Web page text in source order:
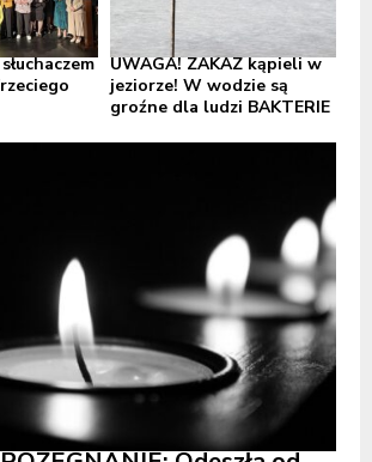
UWAGA! ZAKAZ kąpieli w
jeziorze! W wodzie są
groźne dla ludzi BAKTERIE